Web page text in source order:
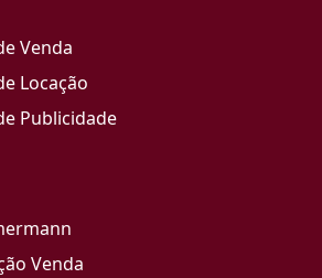
Venda
Locação
Publicidade
Venda